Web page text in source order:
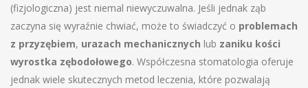
(fizjologiczna) jest niemal niewyczuwalna. Jeśli jednak ząb
zaczyna się wyraźnie chwiać, może to świadczyć o problemach
z przyzębiem, urazach mechanicznych lub zaniku kości
wyrostka zębodołowego. Współczesna stomatologia oferuje
jednak wiele skutecznych metod leczenia, które pozwalają